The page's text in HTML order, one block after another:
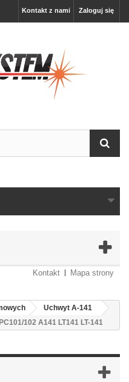
Zaloguj się
Kontakt z nami
Kontakt Mapa strony
Uchwyt A-141
102 A141 LT141 LT-141